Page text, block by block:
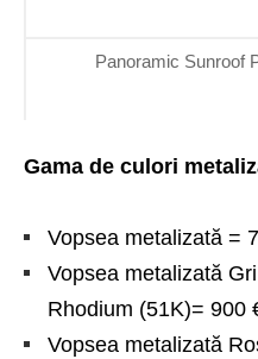
Panoramic Sunroof
Gama de culori
Vopsea metalizată =
Vopsea metalizată
Rhodium (51K)= 900
Vopsea metalizată